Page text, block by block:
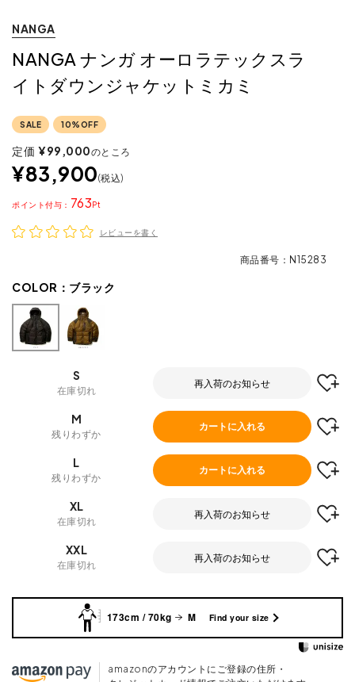
NANGA
NANGA ナンガ オーロラテックスラ
イトダウンジャケットミカミ
SALE 10%OFF
定価 ¥99,000のところ
¥83,900 税込
763
ポイント
レビューを書く
商品番号 N15283
COLOR： ブラック
S
在庫切れ
再入荷のお知らせ
M
残りわずか
カートに入れる
L
残りわずか
カートに入れる
XL
在庫切れ
再入荷のお知らせ
XXL
在庫切れ
再入荷のお知らせ
173cm / 70kg M Find your size
amazonのアカウントにご登録の住所・